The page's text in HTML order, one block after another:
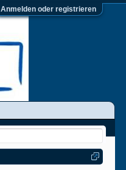
Anmelden oder registrieren